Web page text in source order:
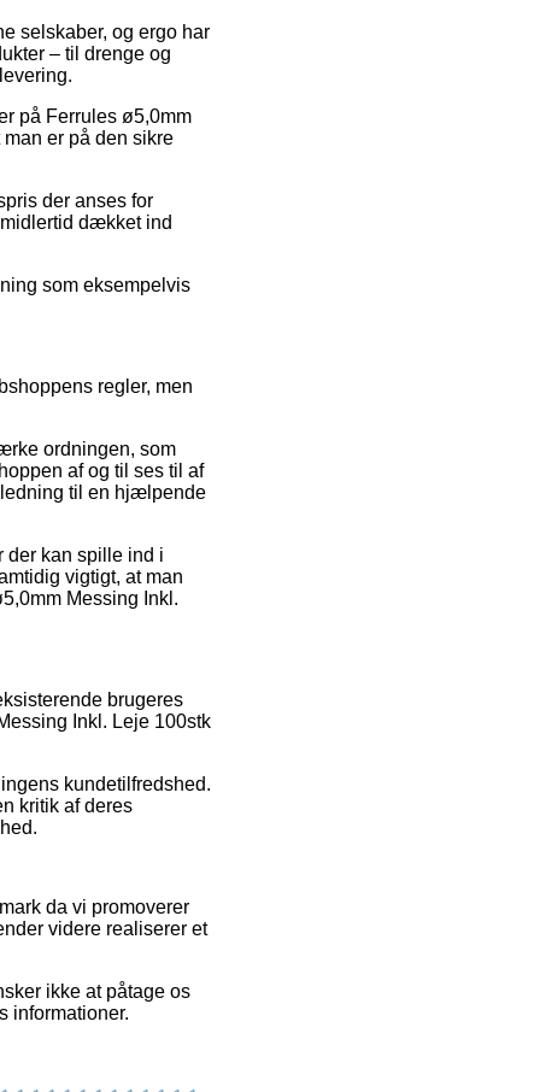
selskaber, og ergo har
– til drenge og
på Ferrules ø5,0mm
er på den sikre
der anses for
dækket ind
som eksempelvis
regler, men
ordningen, som
af og til ses til af
til en hjælpende
der kan spille ind i
vigtigt, at man
Messing Inkl.
brugeres
Inkl. Leje 100stk
kundetilfredshed.
kritik af deres
da vi promoverer
videre realiserer et
ikke at påtage os
informationer.